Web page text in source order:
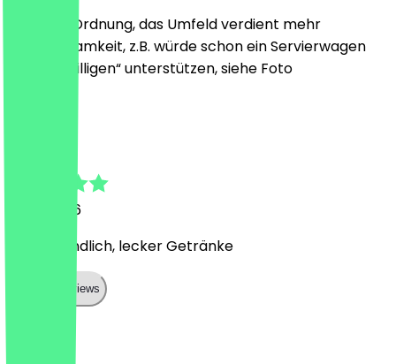
Soweit in Ordnung, das Umfeld verdient mehr
Aufmerksamkeit, z.B. würde schon ein Servierwagen
o.ä. die „Willigen“ unterstützen, siehe Foto
11. Juli 2026
Sehr freundlich, lecker Getränke
Show all reviews